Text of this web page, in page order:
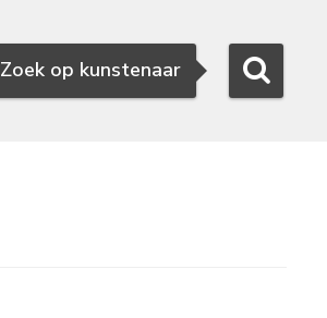
Zoeken
Zoek op kunstenaar